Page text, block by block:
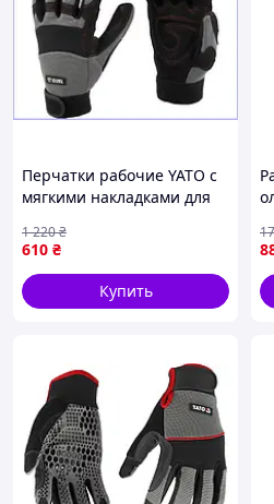
Перчатки рабочие YATO с
мягкими накладками для
работы с
электроинструментом
610 ₴
1 220₴
Купить